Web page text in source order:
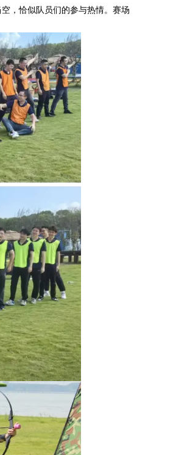
，恰似队员们的参与热情。赛场